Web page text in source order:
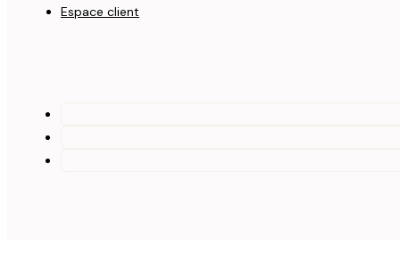
Espace client